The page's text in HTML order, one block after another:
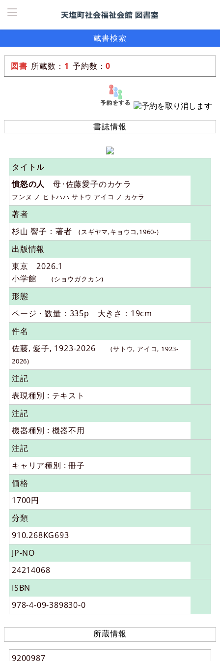
ホーム
蔵書検索
図書 所蔵数： 1 予約数：0
書誌情報
タイトル
憤怒の人
母･佐藤愛子のカケラ
フンヌ ノ ヒトハハ サトウ アイコ ノ カケラ
著者
杉山 響子：著者 (スギヤマ,キョウコ,1960-)
出版情報
東京 2026.1
小学館
(ショウガクカン)
形態
ページ・数量：335p 大きさ：19cm
件名
佐藤, 愛子, 1923-2026
(サトウ, アイコ, 1923-
2026)
注記
表現種別 : テキスト
注記
機器種別 : 機器不用
注記
キャリア種別 : 冊子
価格
1700円
分類
910.268KG693
JP-NO
24214068
ISBN
978-4-09-389830-0
所蔵情報
9200987